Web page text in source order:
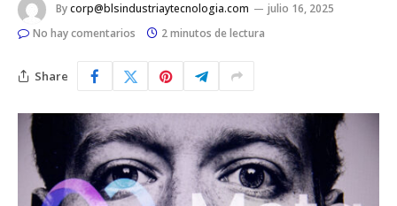
Bycorp@blsindustriaytecnologia.com
julio 16, 2025
No hay comentarios
2 minutos de lectura
Share